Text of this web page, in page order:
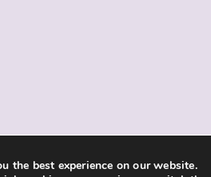
the best experience on our website.